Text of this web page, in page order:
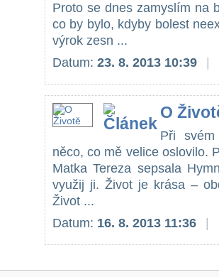
Proto se dnes zamyslím na
co by bylo, kdyby bolest
výrok zesn ...
Datum: 23. 8. 2013 10:39
O
Při
něco, co mě velice oslovilo.
Matka Tereza sepsala
využij ji. Život je krása –
Život ...
Datum: 16. 8. 2013 11:36